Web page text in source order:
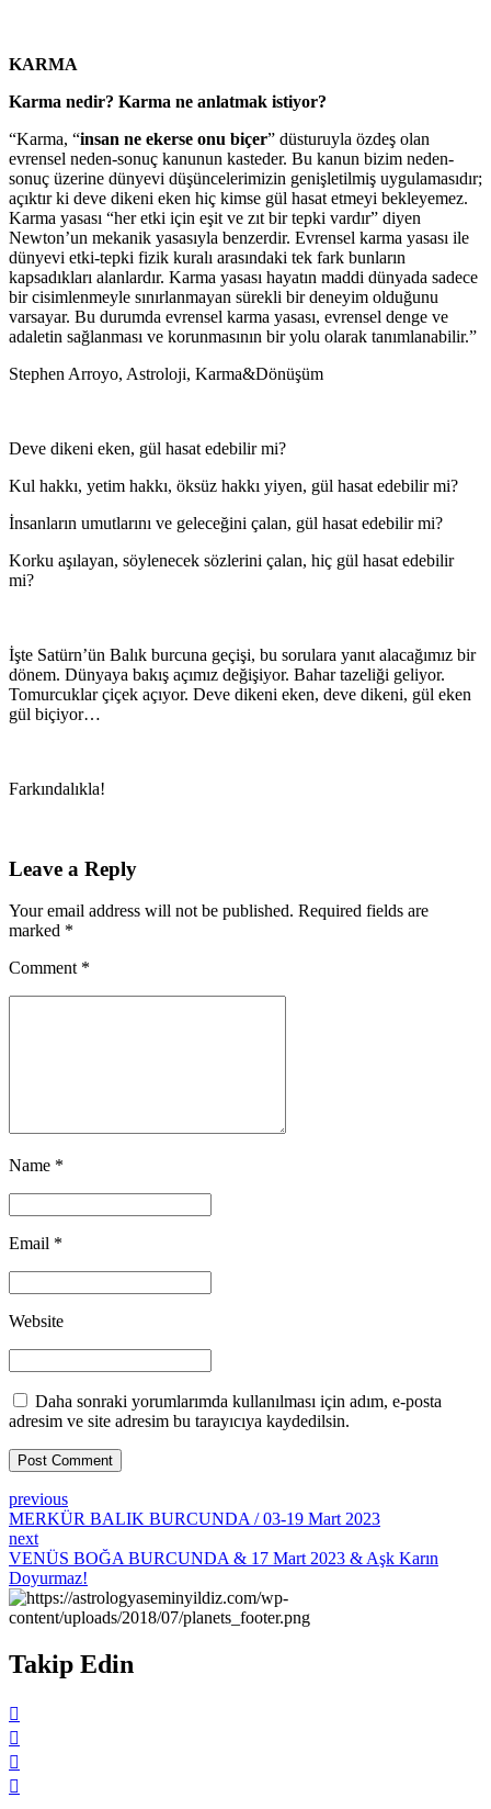
KARMA
Karma nedir? Karma ne anlatmak istiyor?
“Karma, “insan ne ekerse onu biçer” düsturuyla özdeş olan
evrensel neden-sonuç kanunun kasteder. Bu kanun bizim neden-
sonuç üzerine dünyevi düşüncelerimizin genişletilmiş uygulamasıdır;
açıktır ki deve dikeni eken hiç kimse gül hasat etmeyi bekleyemez.
Karma yasası “her etki için eşit ve zıt bir tepki vardır” diyen
Newton’un mekanik yasasıyla benzerdir. Evrensel karma yasası ile
dünyevi etki-tepki fizik kuralı arasındaki tek fark bunların
kapsadıkları alanlardır. Karma yasası hayatın maddi dünyada sadece
bir cisimlenmeyle sınırlanmayan sürekli bir deneyim olduğunu
varsayar. Bu durumda evrensel karma yasası, evrensel denge ve
adaletin sağlanması ve korunmasının bir yolu olarak tanımlanabilir.”
Stephen Arroyo, Astroloji, Karma&Dönüşüm
Deve dikeni eken, gül hasat edebilir mi?
Kul hakkı, yetim hakkı, öksüz hakkı yiyen, gül hasat edebilir mi?
İnsanların umutlarını ve geleceğini çalan, gül hasat edebilir mi?
Korku aşılayan, söylenecek sözlerini çalan, hiç gül hasat edebilir
mi?
İşte Satürn’ün Balık burcuna geçişi, bu sorulara yanıt alacağımız bir
dönem. Dünyaya bakış açımız değişiyor. Bahar tazeliği geliyor.
Tomurcuklar çiçek açıyor. Deve dikeni eken, deve dikeni, gül eken
gül biçiyor…
Farkındalıkla!
Leave a Reply
Your email address will not be published. Required fields are
marked *
Comment *
Name *
Email *
Website
Daha sonraki yorumlarımda kullanılması için adım, e-posta
adresim ve site adresim bu tarayıcıya kaydedilsin.
Post Comment
previous
MERKÜR BALIK BURCUNDA / 03-19 Mart 2023
next
VENÜS BOĞA BURCUNDA & 17 Mart 2023 & Aşk Karın
Doyurmaz!
Takip Edin